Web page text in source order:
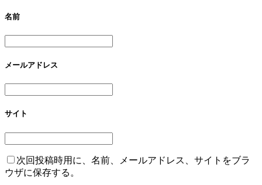
名前
メールアドレス
サイト
次回投稿時用に、名前、メールアドレス、サイトをブラ
ウザに保存する。